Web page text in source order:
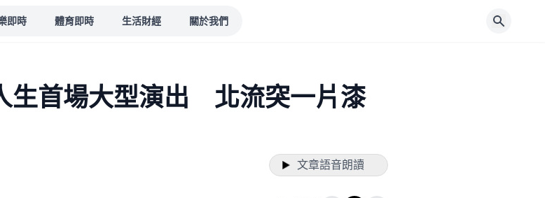
即時 體育即時 生活財經 關於我們
生首場大型演出 北流突一片漆
文章語音朗讀